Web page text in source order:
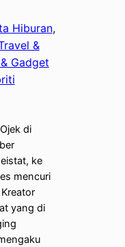
Hiburan ,
&
Gadget
di
ke
mencuri
yang di